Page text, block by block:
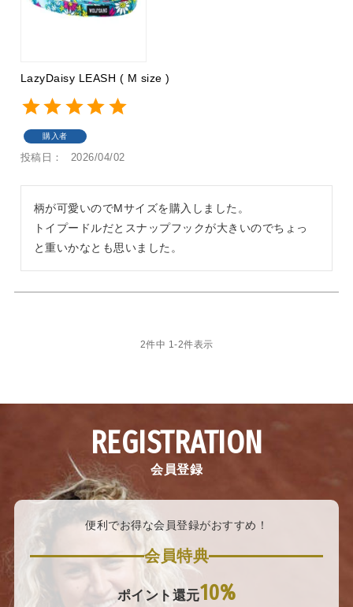
LazyDaisy LEASH ( M size )
購入者
投稿日 2026/04/02
柄が可愛いのでMサイズを購入しました。
トイプードルだとスナップフックが大きいのでちょっ
と重いかなとも思いました。
2件中 1-2件表示
REGISTRATION
会員登録
便利でお得な会員登録がおすすめ！
会員特典
ポイント還元10%